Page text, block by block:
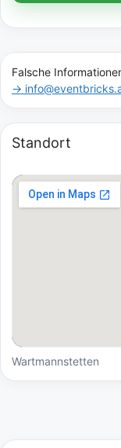
Falsche
→
Standort
Wartmannstetten